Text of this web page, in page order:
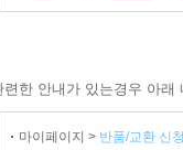
한 안내가 있는경우 아
마이페이지 > 반품/교환 신